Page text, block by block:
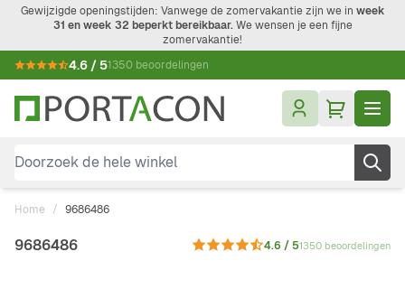
Ga naar de inhoud
Gewijzigde openingstijden: Vanwege de zomervakantie zijn we in week
31 en week 32 beperkt bereikbaar.We wensen je een fijne
zomervakantie!
4.6 / 51350 beoordelingen
Doorzoek de hele winkel
Home / 9686486
9686486 4.6 / 51350 beoordelingen